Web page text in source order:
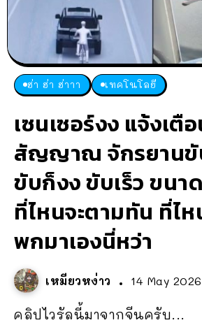
ฮ่า ฮ่า ฮ่าาา เทคโนโลยี
เซนเซอร์งง แจ้งเตื
สัญญาณ จักรยาน
ขับก็งง ขับเร็ว ขนา
ที่ไหนจะตามทัน ที่ไ
พกมาเองนี่หว่า
เหมียวหง่าว 14 May 2026
คลิปไวรัลนี้มาจากจีนครับ...